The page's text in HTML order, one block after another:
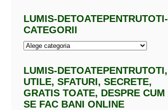
LUMIS-DETOATEPENTRUTOTI-
CATEGORII
LUMIS-DETOATEPENTRUTOTI,
UTILE, SFATURI, SECRETE,
GRATIS TOATE, DESPRE CUM
SE FAC BANI ONLINE